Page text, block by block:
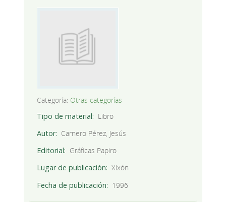
Categoría: Otras categorías
Tipo de material
Libro
Autor
Carnero Pérez, Jesús
Editorial
Gráficas Papiro
Lugar de publicación
Xixón
Fecha de publicación
1996